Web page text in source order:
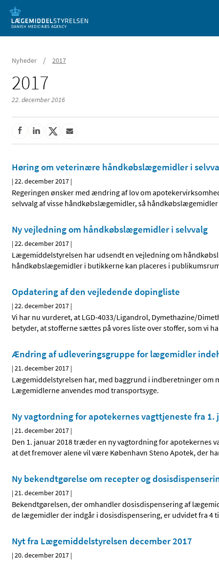
Mobil visning
Nyheder / 2017
2017
22. december 2016
Høring om veterinære håndkøbslægemidler i
|22. december 2017 |
Regeringen ønsker med ændring af lov om
selvvalg af visse håndkøbslægemidler, så
Ny vejledning om håndkøbslægemidler i selvvalg
|22. december 2017 |
Lægemiddelstyrelsen har udsendt en vejledning om
håndkøbslægemidler i butikkerne kan placeres i
Opdatering af den vejledende dopingliste
|22. december 2017 |
Vi har nu vurderet, at LGD-4033/Ligandrol, Dymethazine/
betyder, at stofferne sættes på vores liste over stoffer, som vi
Ændring af udleveringsgruppe for lægemidler
|21. december 2017 |
Lægemiddelstyrelsen har, med baggrund i indberetninger
Lægemidlerne anvendes mod transportsyge.
Ny vagtordning for apotekernes vagttjeneste fra 1.
|21. december 2017 |
Den 1. januar 2018 træder en ny vagtordning for apotekernes
at det fremover alene vil være København Steno Apotek, der
Ny bekendtgørelse om recepter og
|21. december 2017 |
Bekendtgørelsen, der omhandler dosisdispensering af
de lægemidler der indgår i dosisdispensering, er udvidet fra 4
Nyt fra Lægemiddelstyrelsen december 2017
|20. december 2017 |